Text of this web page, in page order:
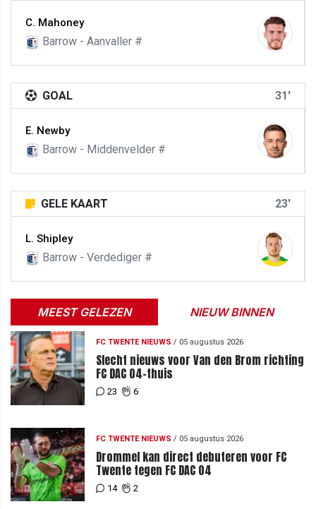
C. Mahoney
Barrow - Aanvaller #
GOAL 31'
E. Newby
Barrow - Middenvelder #
GELE KAART 23'
L. Shipley
Barrow - Verdediger #
MEEST GELEZEN NIEUW BINNEN
FC TWENTE NIEUWS / 05 augustus 2026
Slecht nieuws voor Van den Brom richting
FC DAC 04-thuis
23 6
FC TWENTE NIEUWS / 05 augustus 2026
Drommel kan direct debuteren voor FC
Twente tegen FC DAC 04
14 2